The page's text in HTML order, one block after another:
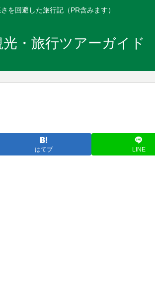
を回避した旅行記（PR含みます）
・旅行ツアーガイド
はてブ LINE